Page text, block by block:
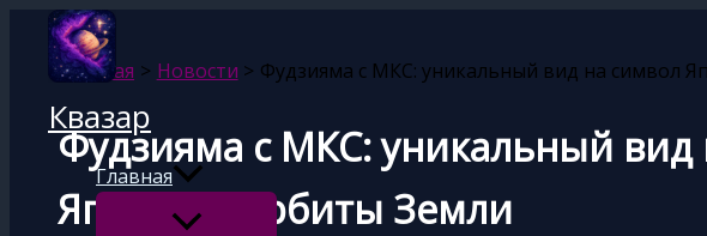
Перейти
содержимому
Квазар
Главная
Главная Новости Фудзияма с МКС: уникальный вид на символ
Фудзияма с МКС: уникальный вид
Японии с орбиты Земли